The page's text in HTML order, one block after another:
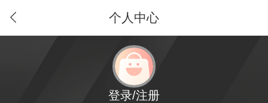
个人中心
登录/注册